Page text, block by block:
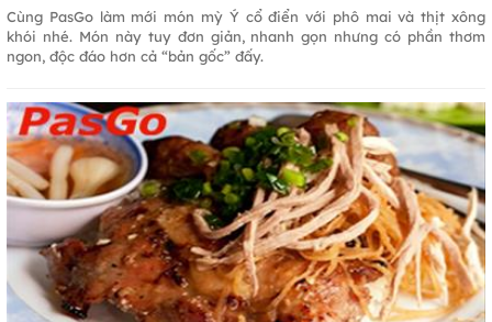
Cùng PasGo làm mới món mỳ Ý cổ điển với phô mai và thịt xông
khói nhé. Món này tuy đơn giản, nhanh gọn nhưng có phần thơm
ngon, độc đáo hơn cả “bản gốc” đấy.